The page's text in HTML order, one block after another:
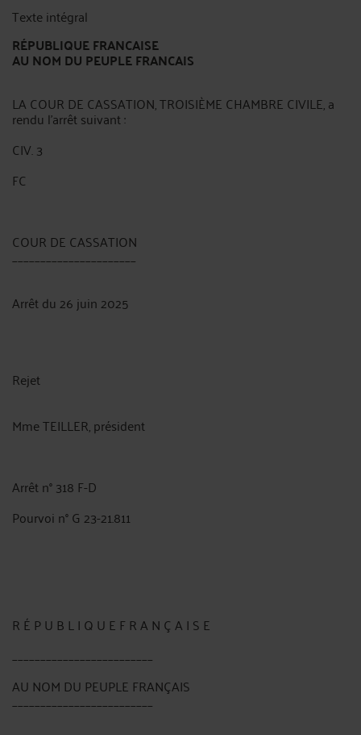
Texte intégral
RÉPUBLIQUE FRANCAISE
AU NOM DU PEUPLE FRANCAIS
LA COUR DE CASSATION, TROISIÈME CHAMBRE CIVILE, a
rendu l'arrêt suivant :
CIV. 3
FC
COUR DE CASSATION
______________________
Arrêt du 26 juin 2025
Rejet
Mme TEILLER, président
Arrêt n° 318 F-D
Pourvoi n° G 23-21.811
R É P U B L I Q U E F R A N Ç A I S E
_________________________
AU NOM DU PEUPLE FRANÇAIS
_________________________